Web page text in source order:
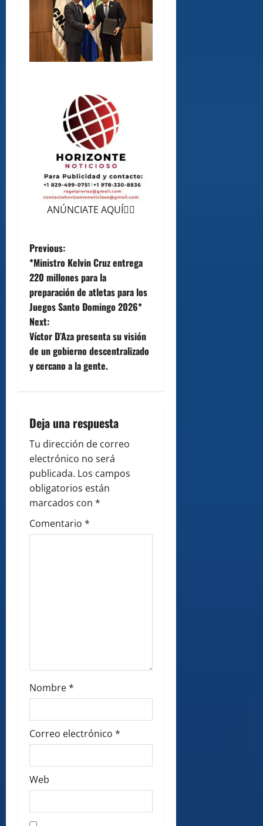
ANÚNCIATE AQUÍ👆🏻
P
o
s
t
n
a
i
g
a
t
i
Previous:
*Ministro Kelvin Cruz entrega
220 millones para la
preparación de atletas para los
Juegos Santo Domingo 2026*
Next:
Víctor D’Aza presenta su visión
de un gobierno descentralizado
y cercano a la gente.
Deja una respuesta
Tu dirección de correo
electrónico no será
publicada. Los campos
obligatorios están
marcados con *
Comentario *
Nombre*
Correo electrónico *
Web